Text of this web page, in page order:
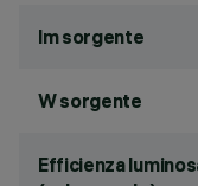
lm sorgente
W sorgente
Efficienza